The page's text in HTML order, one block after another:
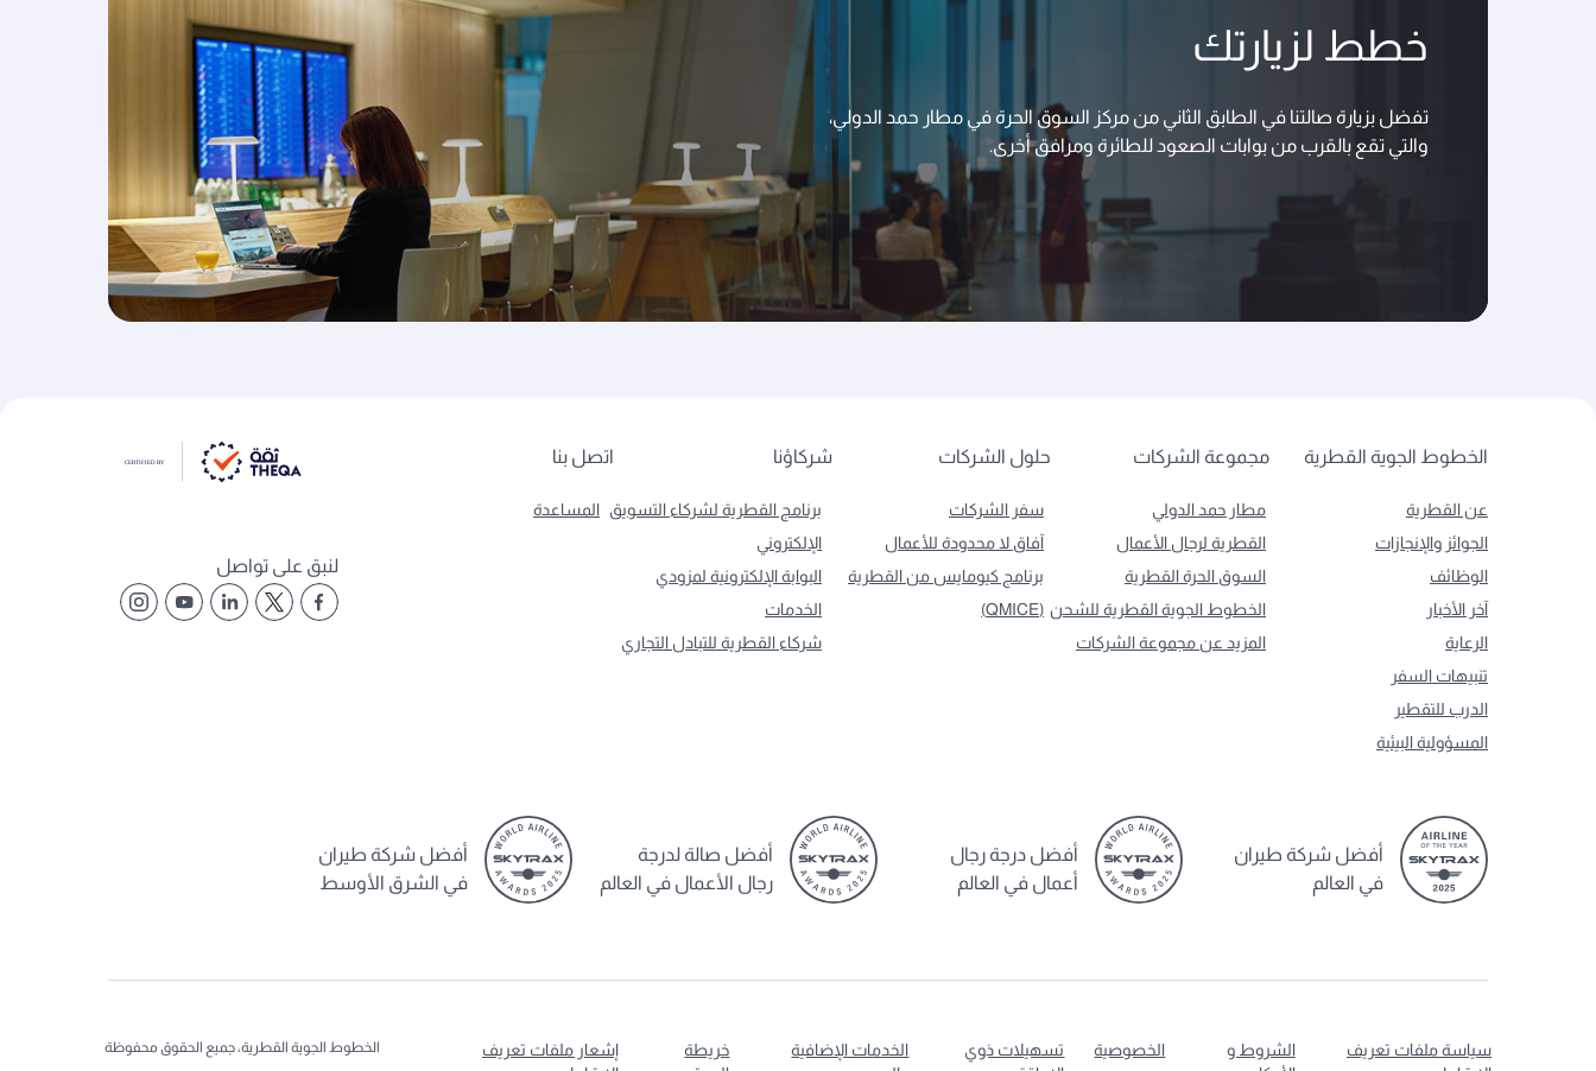
خطط لزيارتك
تفضل بزيارة صالتنا في الطابق الثاني من مركز السوق الحرة في مطار حمد الدولي،
والتي تقع بالقرب من بوابات الصعود للطائرة ومرافق أخرى.
الخطوط الجوية القطرية مجموعة الشركات حلول الشركات شركاؤنا اتصل بنا
عن القطرية
الجوائز والإنجازات
الوظائف
آخر الأخبار
الرعاية
تنبيهات السفر
الدرب للتقطير
المسؤولية البيئية
مطار حمد الدولي
القطرية لرجال الأعمال
السوق الحرة القطرية
الخطوط الجوية القطرية للشحن
المزيد عن مجموعة الشركات
سفر الشركات
آفاق لا محدودة للأعمال
برنامج كيومايس من القطرية
(QMICE)
برنامج القطرية لشركاء التسويق
الإلكتروني
البوابة الإلكترونية لمزودي
الخدمات
شركاء القطرية للتبادل التجاري
المساعدة
لنبق على تواصل
أفضل شركة طيران
في العالم
أفضل درجة رجال
أعمال في العالم
أفضل صالة لدرجة
رجال الأعمال في العالم
أفضل شركة طيران
في الشرق الأوسط
سياسة ملفات تعريف
الشروط و
الخصوصية
تسهيلات ذوي
الخدمات الإضافية
خريطة
إشعار ملفات تعريف
الخطوط الجوية القطرية، جميع الحقوق محفوظة